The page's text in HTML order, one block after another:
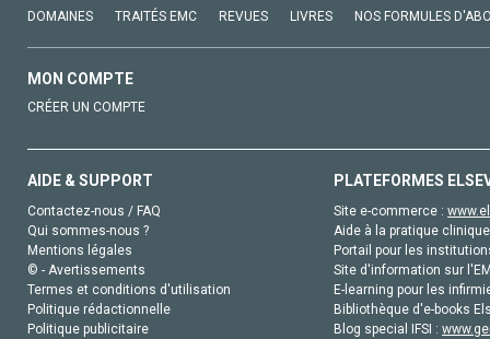
DOMAINES TRAITÉS EMC REVUES LIVRES NOS FORMULES
MON COMPTE
CRÉER UN COMPTE
AIDE & SUPPORT
Contactez-nous / FAQ
Qui sommes-nous ?
Mentions légales
© - Avertissements
Termes et conditions d'utilisation
Politique rédactionnelle
Politique publicitaire
PLATEFORMES
Site e-commerce :
Aide à la pratique
Portail pour les
Site d'information sur
E-learning pour les
Bibliothèque d'e-books
Blog special IFSI :